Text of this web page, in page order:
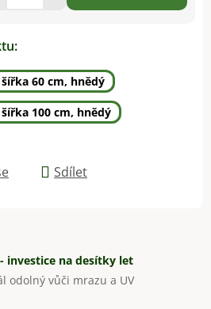
60 cm, hnědý
100 cm, hnědý
Sdílet
investice na desítky let
odolný vůči mrazu a UV